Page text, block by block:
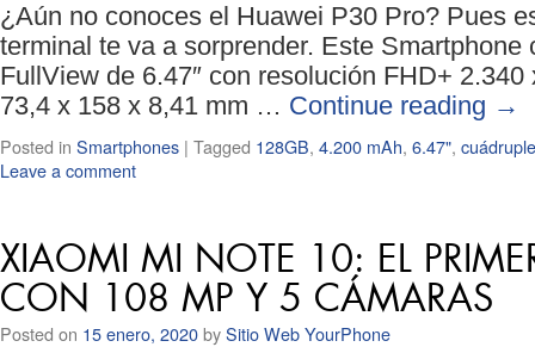
¿Aún no conoces el Huawei P30 Pro? Pues
terminal te va a sorprender. Este
FullView de 6.47″ con resolución FHD+
73,4 x 158 x 8,41 mm … Continue reading →
Posted in Smartphones | Tagged 128GB, 4.200 mAh, 6.47",
Leave a comment
XIAOMI MI NOTE 10: EL
CON 108 MP Y 5 CÁMARAS
Posted on 15 enero, 2020bySitio Web YourPhone